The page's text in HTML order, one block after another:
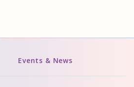
Events & News